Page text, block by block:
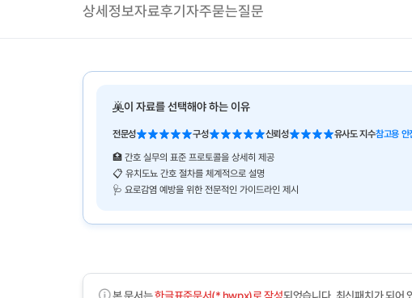
상세정보자료후기 자주묻는질문
이 자료를 선택해야 하는 이유
전문성 구성 신뢰성 유사도 지수참고용 안
🏥 간호 실무의 표준 프로토콜을 상세히 제공
📋 유치도뇨 간호 절차를 체계적으로 설명
🩺 요로감염 예방을 위한 전문적인 가이드라인 제시